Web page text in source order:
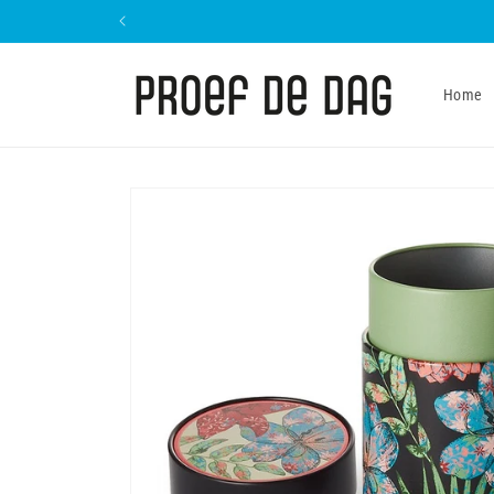
content
Home